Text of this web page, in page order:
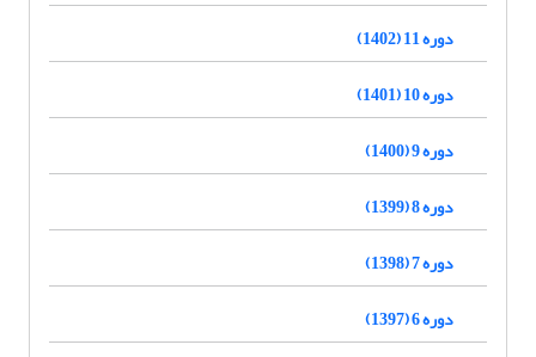
دوره 11 (1402)
دوره 10 (1401)
دوره 9 (1400)
دوره 8 (1399)
دوره 7 (1398)
دوره 6 (1397)